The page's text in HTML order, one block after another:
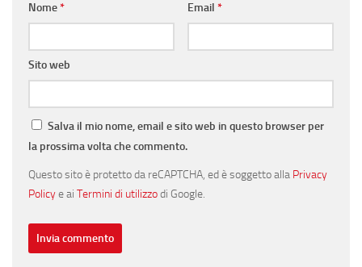
Nome* Email *
Sito web
Salva il mio nome, email e sito web in questo browser per
la prossima volta che commento.
Questo sito è protetto da reCAPTCHA, ed è soggetto alla Privacy
Policye ai Termini di utilizzodi Google.